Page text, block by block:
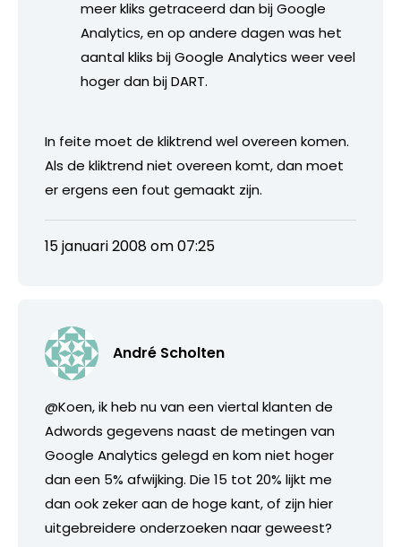
meer kliks getraceerd dan bij Google
Analytics, en op andere dagen was het
aantal kliks bij Google Analytics weer veel
hoger dan bij DART.
In feite moet de kliktrend wel overeen komen.
Als de kliktrend niet overeen komt, dan moet
er ergens een fout gemaakt zijn.
15 januari 2008 om 07:25
André Scholten
@Koen, ik heb nu van een viertal klanten de
Adwords gegevens naast de metingen van
Google Analytics gelegd en kom niet hoger
dan een 5% afwijking. Die 15 tot 20% lijkt me
dan ook zeker aan de hoge kant, of zijn hier
uitgebreidere onderzoeken naar geweest?